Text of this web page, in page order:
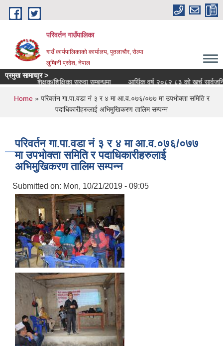
Skip to main content
परिवर्तन गाउँपालिका
गाउँ कार्यपालिकाको कार्यालय, पुतलाचौर, रोल्पा
लुम्बिनी प्रदेश, नेपाल
प्रमुख सामाचार >
शिक्षक/शिक्षिका सरुवा सम्बन्धमा
आर्थिक वर्ष २०८२ ८३ को खर्च सार्वजनिक
You are here
Home» परिवर्तन गा.पा.वडा नं ३ र ४ मा आ‍.व.०७६/०७७ मा उपभाेक्ता समिति र
पदाधिकारीहरुलाई अभिमुखिकरण तालिम सम्पन्न
परिवर्तन गा.पा.वडा नं ३ र ४ मा आ‍.व.०७६/०७७
मा उपभाेक्ता समिति र पदाधिकारीहरुलाई
अभिमुखिकरण तालिम सम्पन्न
Submitted on: Mon, 10/21/2019 - 09:05